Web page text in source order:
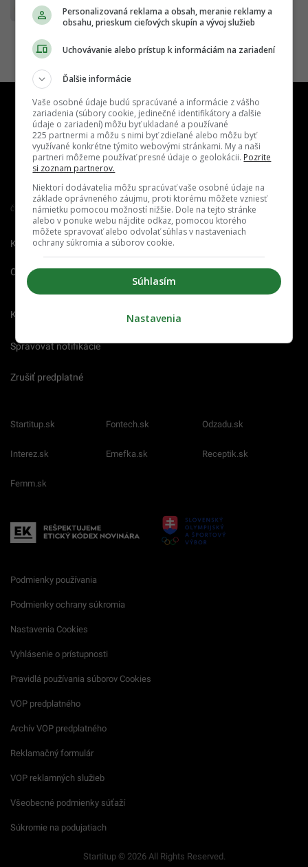
pravidlom
Člen združenia IAB Slovakia
Kontakt Inzercia
O nás Redakcia
Nahlásiť
Kariéra
Spravovať notifikácie
Zrušiť predplatné
Startitup.sk Fontech.sk Odzadu.sk
Interez.sk Emefka.sk Receptik.sk
Femm.sk
Podmienky používania
Podmienky ochrany súkromia
Nastavenia Cookies
Vyhlásenie o prístupnosti
Pravidlá používania súborov Cookies
VOP predplatného
Archív VOP predplatného
Reklamačný formulár
VOP reklamných služieb
Všeobecné podmienky súťaží
Súkromie na podujatiach
Startitup © 2026 All Rights Reserved.
Personalizovaná reklama a obsah, meranie reklamy a
obsahu, prieskum cieľových skupín a vývoj služieb
Uchovávanie alebo prístup k informáciám na zariadení
Ďalšie informácie
Vaše osobné údaje budú spracúvané a informácie z vášho
zariadenia (súbory cookie, jedinečné identifikátory a ďalšie
údaje o zariadení) môžu byť ukladané a používané
225 partnermi a môžu s nimi byť zdieľané alebo môžu byť
využívané konkrétne týmito webovými stránkami. My a naši
partneri môžeme používať presné údaje o geolokácii. Pozrite
si zoznam partnerov.
Niektorí dodávatelia môžu spracúvať vaše osobné údaje na
základe oprávneného záujmu, proti ktorému môžete vzniesť
námietku pomocou možností nižšie. Dole na tejto stránke
alebo v ponuke webu nájdite odkaz, pomocou ktorého
môžete spravovať alebo odvolať súhlas v nastaveniach
ochrany súkromia a súborov cookie.
Súhlasím
Nastavenia